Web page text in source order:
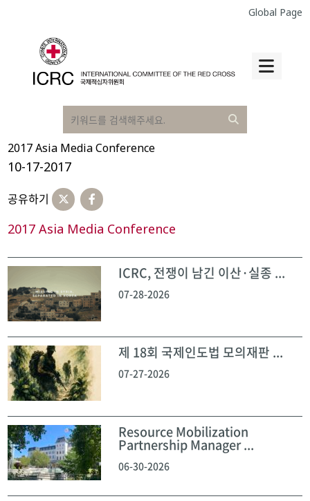
Global Page
2017 Asia Media Conference
10-17-2017
공유하기
2017 Asia Media Conference
ICRC, 전쟁이 남긴 이산·실종 ...
07-28-2026
제 18회 국제인도법 모의재판 ...
07-27-2026
Resource Mobilization
Partnership Manager ...
06-30-2026